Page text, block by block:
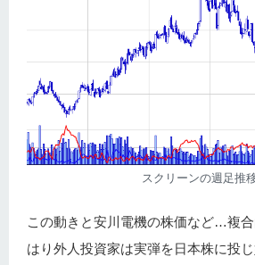
スクリーンの週足推
この動きと安川電機の株価など…複
はり外人投資家は実弾を日本株に投